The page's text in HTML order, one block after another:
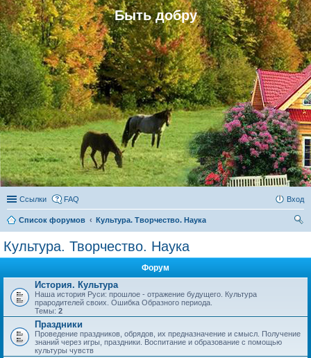
Быть добру
Ссылки FAQ Вход
Список форумов
Культура. Творчество. Наука
Культура. Творчество. Наука
Форум
История. Культура
Наша история Руси: прошлое - отражение будущего. Культура
прародителей своих. Ошибка Образного периода.
Темы: 2
Праздники
Проведение праздников, обрядов, их предназначение и смысл. Получение
знаний через игры, праздники. Воспитание и образование с помощью
культуры чувств